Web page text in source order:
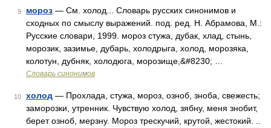
9 мороз — См. холод... Словарь русских синонимов и
сходных по смыслу выражений. под. ред. Н. Абрамова, М.:
Русские словари, 1999. мороз стужа, дубак, хлад, стынь,
морозик, зазимье, дубарь, холодрыга, холод, морозяка,
колотун, дубняк, холодюга, морозище,&#8230; …
Словарь синонимов
10 холод — Прохлада, стужа, мороз, озноб, зноба, свежесть;
заморозки, утренник. Чувствую холод, зябну, меня знобит,
берет озноб, мерзну. Мороз трескучий, крутой, жестокий. ..